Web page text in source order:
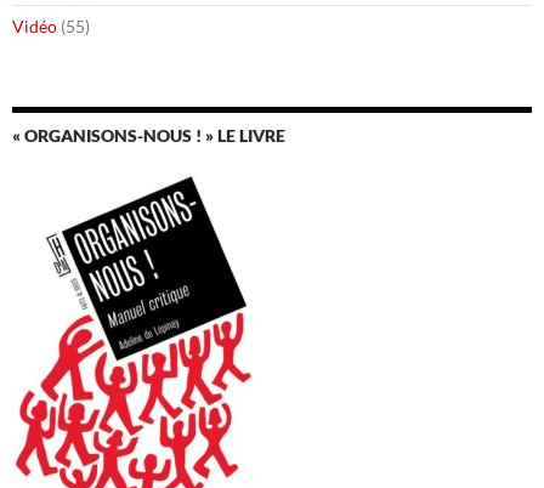
Vidéo (55)
« ORGANISONS-NOUS ! » LE LIVRE